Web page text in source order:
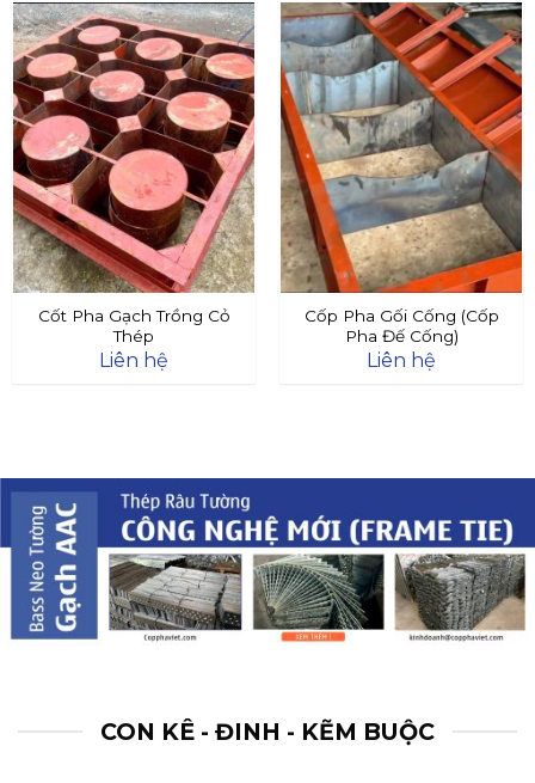
Cốt Pha Gạch Trồng Cỏ
Thép
Liên hệ
Cốp Pha Gối Cống (Cốp
Pha Đế Cống)
Liên hệ
CON KÊ - ĐINH - KẼM BUỘC